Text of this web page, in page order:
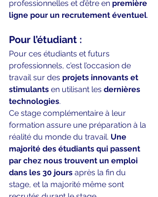
professionnelles et d’être en première
ligne pour un recrutement éventuel.
Pour l’étudiant :
Pour ces étudiants et futurs
professionnels, c’est l’occasion de
travail sur des projets innovants et
stimulants en utilisant les dernières
technologies.
Ce stage complémentaire à leur
formation assure une préparation à la
réalité du monde du travail. Une
majorité des étudiants qui passent
par chez nous trouvent un emploi
dans les 30 jours après la fin du
stage, et la majorité même sont